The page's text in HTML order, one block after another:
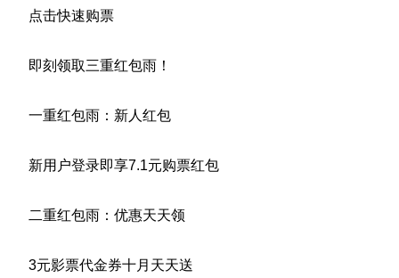
点击快速购票
即刻领取三重红包雨！
一重红包雨：新人红包
新用户登录即享7.1元购票红包
二重红包雨：优惠天天领
3元影票代金券十月天天送